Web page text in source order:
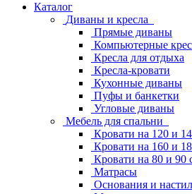
Каталог
Диваны и кресла
Прямые диваны
Компьютерные
Кресла для отдыха
Кресла-кровати
Кухонные диваны
Пуфы и банкетки
Угловые диваны
Мебель для спальни
Кровати на 120 и
Кровати на 160 и
Кровати на 80 и 90
Матрасы
Основания и